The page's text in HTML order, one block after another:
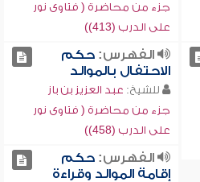
جزء من محاضرة ( فتاوى نور
على الدرب (413))
الفهرس:حكم
الاحتفال بالموالد
للشيخ: عبد العزيز بن باز
جزء من محاضرة ( فتاوى نور
على الدرب (458))
الفهرس:حكم
إقامة الموالد وقراءة